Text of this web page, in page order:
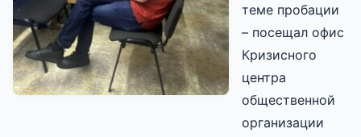
теме пробации
– посещал офис
Кризисного
центра
общественной
организации